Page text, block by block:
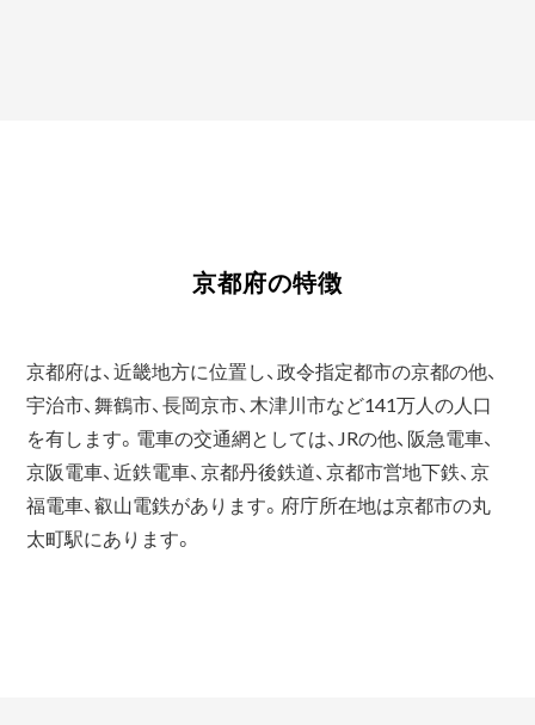
京都府の特徴
京都府は、近畿地方に位置し、政令指定都市の京都の他、
宇治市、舞鶴市、長岡京市、木津川市など141万人の人口
を有します。電車の交通網としては、JRの他、阪急電車、
京阪電車、近鉄電車、京都丹後鉄道、京都市営地下鉄、京
福電車、叡山電鉄があります。府庁所在地は京都市の丸
太町駅にあります。